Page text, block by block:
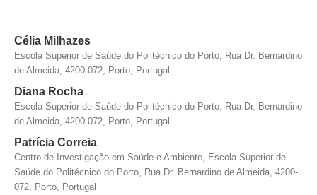
Célia Milhazes
Escola Superior de Saúde do Politécnico do Porto, Rua Dr. Bernardino
de Almeida, 4200-072, Porto, Portugal
Diana Rocha
Escola Superior de Saúde do Politécnico do Porto, Rua Dr. Bernardino
de Almeida, 4200-072, Porto, Portugal
Patrícia Correia
Centro de Investigação em Saúde e Ambiente, Escola Superior de
Saúde do Politécnico do Porto, Rua Dr. Bernardino de Almeida, 4200-
072, Porto, Portugal